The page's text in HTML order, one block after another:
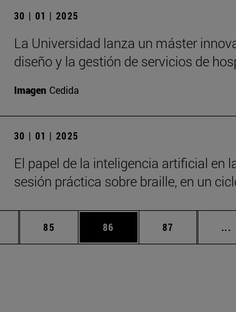
30 | 01 | 2025
La Universidad lanza un máster
diseño y la gestión de servicios de
Imagen Cedida
30 | 01 | 2025
El papel de la inteligencia artificial en
sesión práctica sobre braille, en un
Páginas intermedias Use TAB para desplazarse.
Página
85 Página
86 Página
87 ...